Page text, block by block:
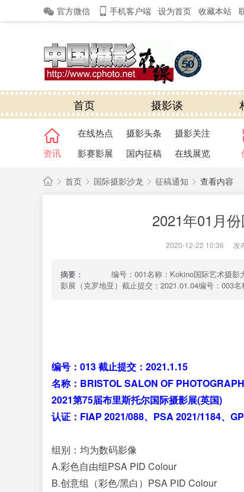
官方微信 手机客户端 设为首页 收藏本站
首页 摄影谈
资讯
在线热点 摄影头条
摄影关注
影赛影展
国内征稿 在线展览
首页 国际摄影沙龙 征稿通知 查看内容
2021年01月
2020-12-22 10:36 发
摘要：
编号：001名称：Kokino国际艺术摄影大
影展（克罗地亚）截止提交：2021.01.04编号：003
编号：013 截止提交：2021.1.15
名称：BRISTOL SALON OF
2021第75届布里斯托尔国际摄影展(英国)
认证：FIAP 2021/088、PSA 2021/1184、
组别：均为数码影像
A.彩色自由组PSA PID Colour
B.创意组（彩色/黑白）PSA PID Colour